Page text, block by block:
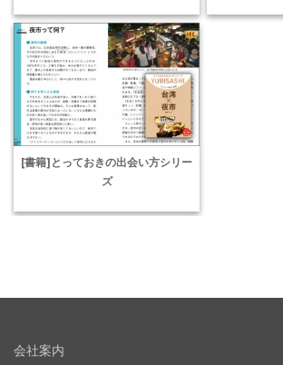
[書籍]とっておきの出会い方シリー
ズ
会社案内